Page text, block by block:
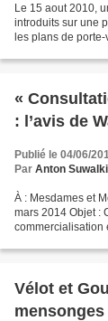
Le 15 aout 2010,
introduits sur une
les plans de
«
: l’avis de
Publié le 04/06/
Par Anton Suwalki
À : Mesdames et
mars 2014 Objet :
commercialisation
Vélot et